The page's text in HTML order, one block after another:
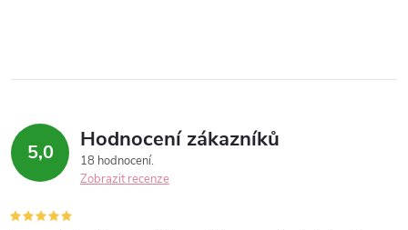
5,0 Hodnocení zákazníků
18 hodnocení
Zobrazit recenze